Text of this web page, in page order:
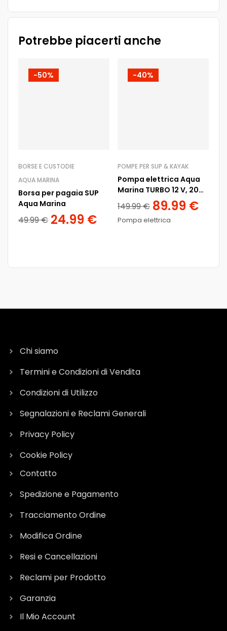
Potrebbe piacerti anche
-50%
BORSE E CUSTODIE
AQUA MARINA
Borsa per pagaia SUP
Aqua Marina
49.99€ 24.99 €
-40%
POMPE PER SUP & KAYAK
Pompa elettrica Aqua
Marina TURBO 12 V, 20
psi
149.99€ 89.99 €
Pompa elettrica
Chi siamo
Termini e Condizioni di Vendita
Condizioni di Utilizzo
Segnalazioni e Reclami Generali
Privacy Policy
Cookie Policy
Contatto
Spedizione e Pagamento
Tracciamento Ordine
Modifica Ordine
Resi e Cancellazioni
Reclami per Prodotto
Garanzia
Il Mio Account